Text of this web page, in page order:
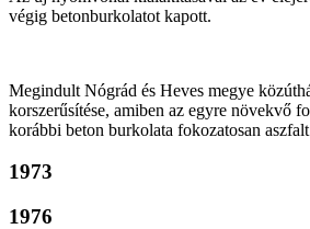
végig betonburkolatot kapott.
Megindult Nógrád és Heves megye
korszerűsítése, amiben az egyre növekvő
korábbi beton burkolata fokozatosan
1973
1976